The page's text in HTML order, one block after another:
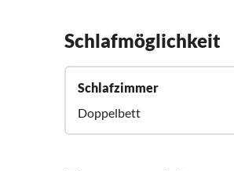
Schlafmöglichkeit
Schlafzimmer
Doppelbett